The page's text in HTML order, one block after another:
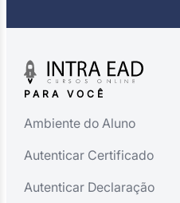
PARA VOCÊ
Ambiente do Aluno
Autenticar Certificado
Autenticar Declaração